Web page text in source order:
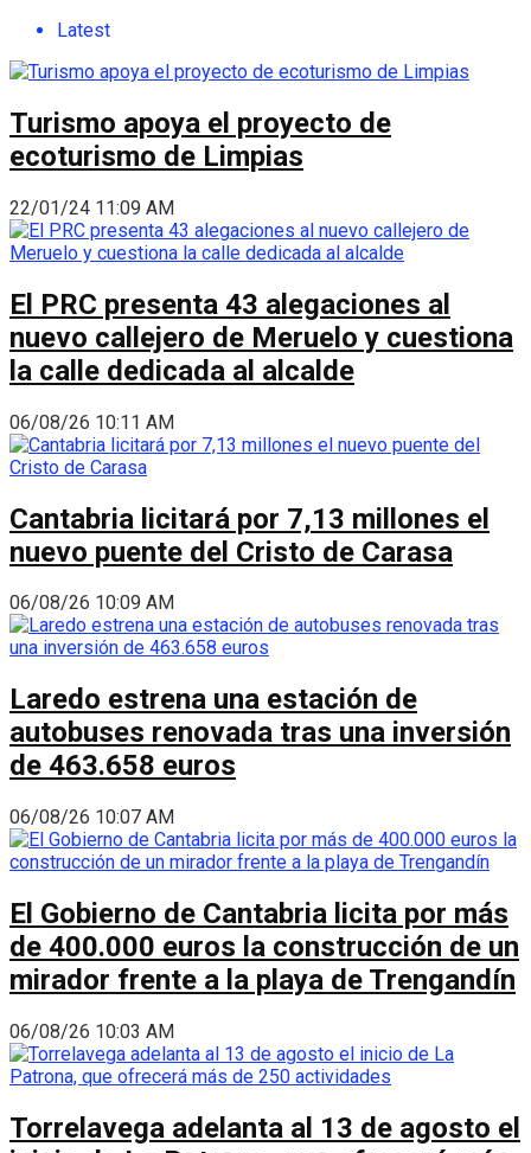
Latest
Turismo apoya el proyecto de
ecoturismo de Limpias
22/01/24 11:09 AM
El PRC presenta 43 alegaciones al
nuevo callejero de Meruelo y cuestiona
la calle dedicada al alcalde
06/08/26 10:11 AM
Cantabria licitará por 7,13 millones el
nuevo puente del Cristo de Carasa
06/08/26 10:09 AM
Laredo estrena una estación de
autobuses renovada tras una inversión
de 463.658 euros
06/08/26 10:07 AM
El Gobierno de Cantabria licita por más
de 400.000 euros la construcción de un
mirador frente a la playa de Trengandín
06/08/26 10:03 AM
Torrelavega adelanta al 13 de agosto el